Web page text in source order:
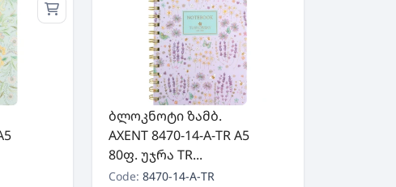
ბლოკნოტი ზამბ.
AXENT 8470-14-A-TR A5
80ფ. უჯრა TR...
Code: 8470-14-A-TR